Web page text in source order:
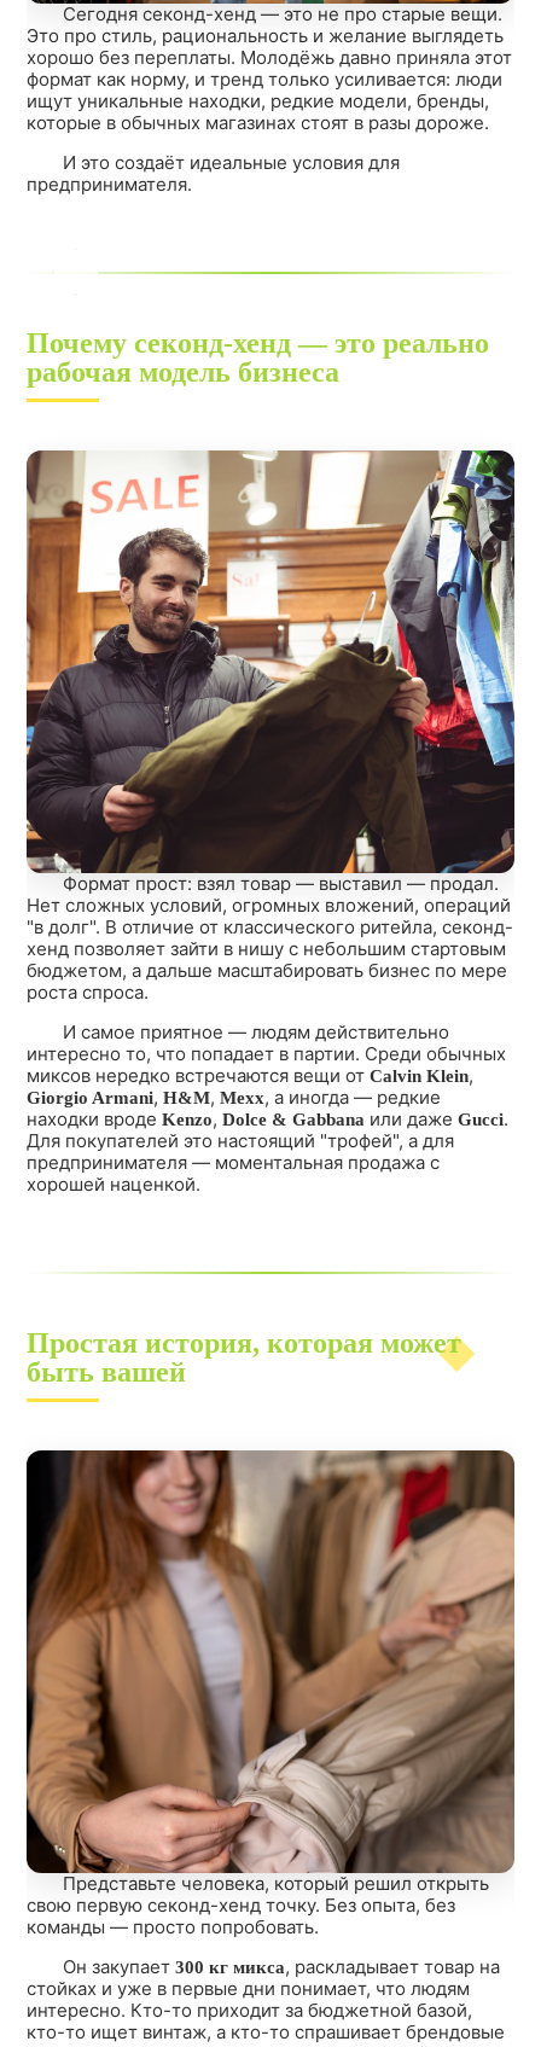
Сегодня секонд-хенд — это не про старые вещи.
Это про стиль, рациональность и желание выглядеть
хорошо без переплаты. Молодёжь давно приняла этот
формат как норму, и тренд только усиливается: люди
ищут уникальные находки, редкие модели, бренды,
которые в обычных магазинах стоят в разы дороже.
И это создаёт идеальные условия для
предпринимателя.
Почему секонд-хенд — это реально
рабочая модель бизнеса
Формат прост: взял товар — выставил — продал.
Нет сложных условий, огромных вложений, операций
"в долг". В отличие от классического ритейла, секонд-
хенд позволяет зайти в нишу с небольшим стартовым
бюджетом, а дальше масштабировать бизнес по мере
роста спроса.
И самое приятное — людям действительно
интересно то, что попадает в партии. Среди обычных
миксов нередко встречаются вещи отCalvin Klein,
Giorgio Armani,H&M,Mexx, а иногда — редкие
находки вродеKenzo,Dolce & Gabbana или дажеGucci.
Для покупателей это настоящий "трофей", а для
предпринимателя — моментальная продажа с
хорошей наценкой.
Простая история, которая может
быть вашей
Представьте человека, который решил открыть
свою первую секонд-хенд точку. Без опыта, без
команды — просто попробовать.
Он закупает300 кг микса, раскладывает товар на
стойках и уже в первые дни понимает, что людям
интересно. Кто-то приходит за бюджетной базой,
кто-то ищет винтаж, а кто-то спрашивает брендовые